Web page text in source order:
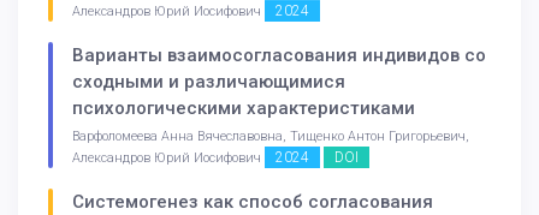
Александров Юрий Иосифович
2024
Варианты взаимосогласования индивидов со
сходными и различающимися
психологическими характеристиками
Варфоломеева Анна Вячеславовна, Тищенко Антон Григорьевич,
Александров Юрий Иосифович
2024 DOI
Системогенез как способ согласования